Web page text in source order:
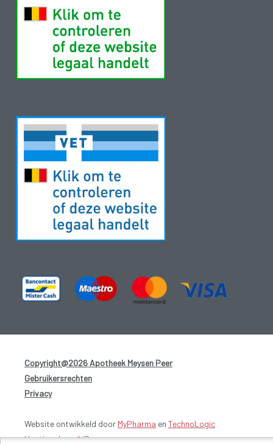
Copyright@2026 Apotheek Meysen Peer
Gebruikersrechten
Privacy-
Website ontwikkeld door MyPharma en TechnoLogic
Hosting door @iPower